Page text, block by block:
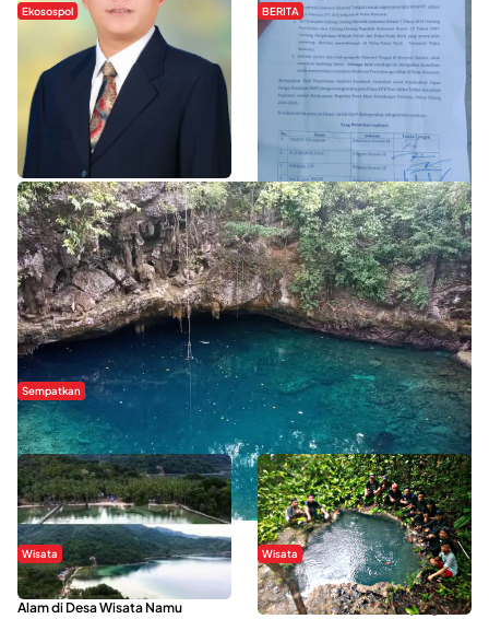
Ekosospol
Slogan Pemberdayaan Lokal
Dinilai Hanya Pemanis, Tokoh
Pemuda Wilalang Kritik Dominasi
Orang Luar
BERITA
Hipmawani Bersama DPRD Sultra
Sepakati RDP Perihal IUP
Pertambangan di Pulau Wawonii
WISATA SULTRA >>
Sempatkan
Danau Rebi-Rebi, Pesona Alam Tersembunyi di Morowali
Wisata
Menikmati Suasana Keindahan
Alam di Desa Wisata Namu
Wisata
Sering Menjadi Tempat Refreshing
Mahasiswa KKN, Yuk Kunjungi